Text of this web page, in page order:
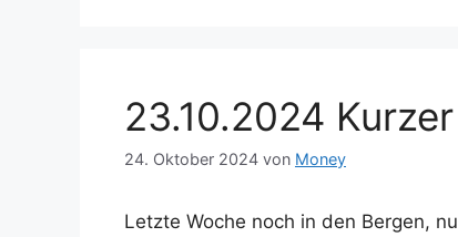
23.10.2024
24. Oktober 2024 von Money
Letzte Woche noch in den Bergen,